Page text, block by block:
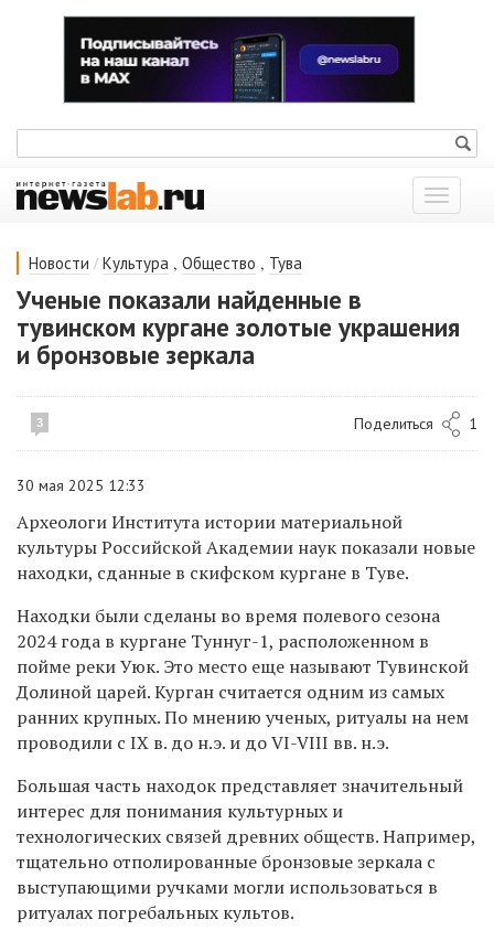
Показать
меню
Новости / Культура , Общество , Тува
Ученые показали найденные в
тувинском кургане золотые украшения
и бронзовые зеркала
3 Поделиться 1
30 мая 2025 12:33
Археологи Института истории материальной
культуры Российской Академии наук показали новые
находки, сданные в скифском кургане в Туве.
Находки были сделаны во время полевого сезона
2024 года в кургане Туннуг-1, расположенном в
пойме реки Уюк. Это место еще называют Тувинской
Долиной царей. Курган считается одним из самых
ранних крупных. По мнению ученых, ритуалы на нем
проводили с IX в. до н.э. и до VI-VIII вв. н.э.
Большая часть находок представляет значительный
интерес для понимания культурных и
технологических связей древних обществ. Например,
тщательно отполированные бронзовые зеркала с
выступающими ручками могли использоваться в
ритуалах погребальных культов.